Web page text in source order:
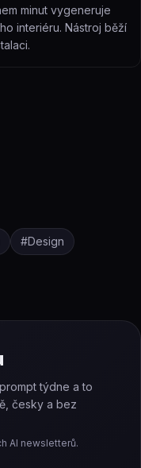
minut vygeneruje
interiéru. Nástroj běží
#Design
týdne a to
česky a bez
AI newsletterů.